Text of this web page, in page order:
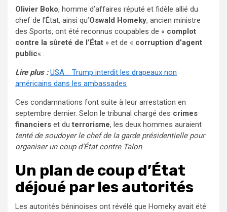
Olivier Boko, homme d’affaires réputé et fidèle allié du
chef de l’État, ainsi qu’Oswald Homeky, ancien ministre
des Sports, ont été reconnus coupables de « complot
contre la sûreté de l’État » et de « corruption d’agent
public« .
Lire plus :USA : Trump interdit les drapeaux non
américains dans les ambassades
Ces condamnations font suite à leur arrestation en
septembre dernier. Selon le tribunal chargé des crimes
financiers et duterrorisme, les deux hommes auraient
tenté de soudoyer le chef de la garde présidentielle pour
organiser un coup d’État contre Talon.
Un plan de coup d’État
déjoué par les autorités
Les autorités béninoises ont révélé que Homeky avait été